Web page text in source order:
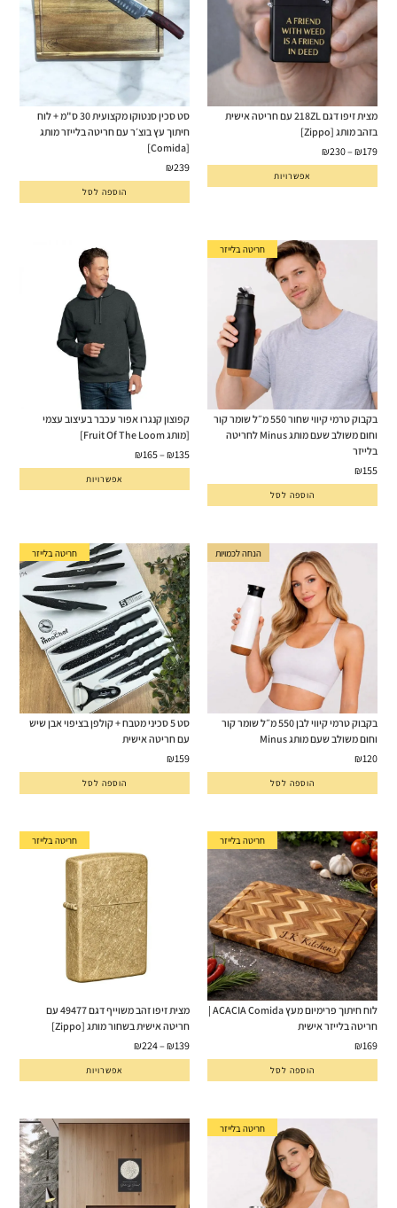
מצית זיפו דגם 218ZL עם חריטה אישית
בזהב מותג [Zippo]
₪179
–
₪230
אפשרויות
סט סכין סנטוקו מקצועית 30 ס"מ + לוח
חיתוך עץ בוצ׳ר עם חריטה בלייזר מותג
[Comida]
₪239
הוספה לסל
חריטה בלייזר
בקבוק טרמי קיווי שחור 550 מ״ל שומר קור
וחום משולב שעם מותג Minus לחריטה
בלייזר
₪155
הוספה לסל
קפוצון קנגרו אפור עכבר בעיצוב עצמי
[מותג Fruit Of The Loom]
₪135
–
₪165
אפשרויות
הנחה לכמויות
בקבוק טרמי קיווי לבן 550 מ״ל שומר קור
וחום משולב שעם מותג Minus
₪120
הוספה לסל
חריטה בלייזר
סט 5 סכיני מטבח + קולפן בציפוי אבן שיש
עם חריטה אישית
₪159
הוספה לסל
חריטה בלייזר
לוח חיתוך פרימיום מעץ ACACIA Comida |
חריטה בלייזר אישית
₪169
הוספה לסל
חריטה בלייזר
מצית זיפו זהב משוייף דגם 49477 עם
חריטה אישית בשחור מותג [Zippo]
₪139
–
₪224
אפשרויות
חריטה בלייזר